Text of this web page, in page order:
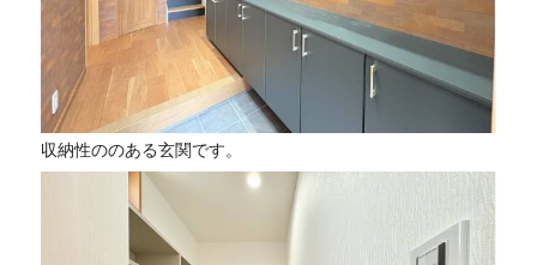
収納性ののある玄関です。